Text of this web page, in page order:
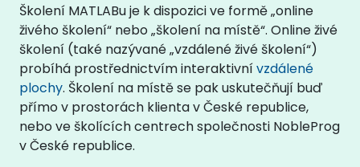
Školení MATLABu je k dispozici ve formě „online
živého školení“ nebo „školení na místě“. Online živé
školení (také nazývané „vzdálené živé školení“)
probíhá prostřednictvím interaktivnívzdálené
plochy. Školení na místě se pak uskutečňují buď
přímo v prostorách klienta v České republice,
nebo ve školících centrech společnosti NobleProg
v České republice.